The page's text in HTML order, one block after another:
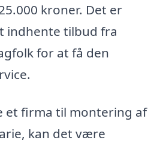
kroner. Det er
indhente tilbud fra
for at få den
et firma til montering af
kan det være